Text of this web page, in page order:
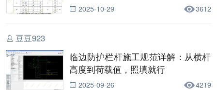
2025-10-29 3612
豆豆923
临边防护栏杆施工规范详解：从横杆
高度到荷载值，照填就行
2025-09-26 4219